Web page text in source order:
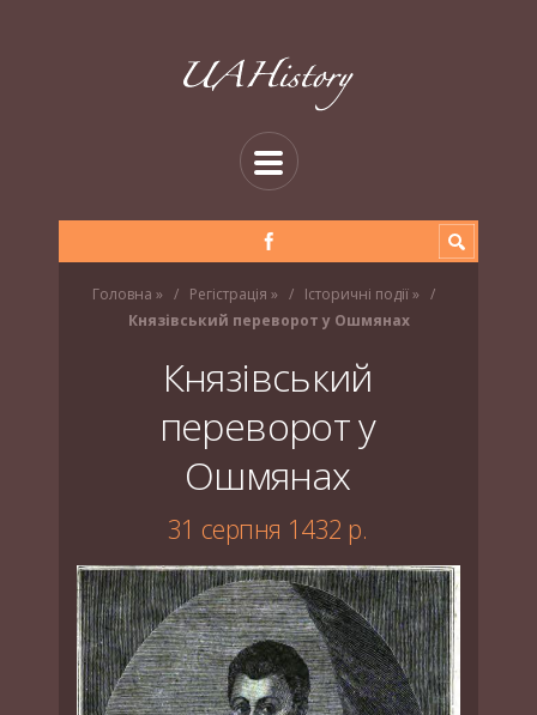
Головна » Регістрація » Історичні події»
Князівський переворот у Ошмянах
Князівський
переворот у
Ошмянах
31 серпня 1432 р.